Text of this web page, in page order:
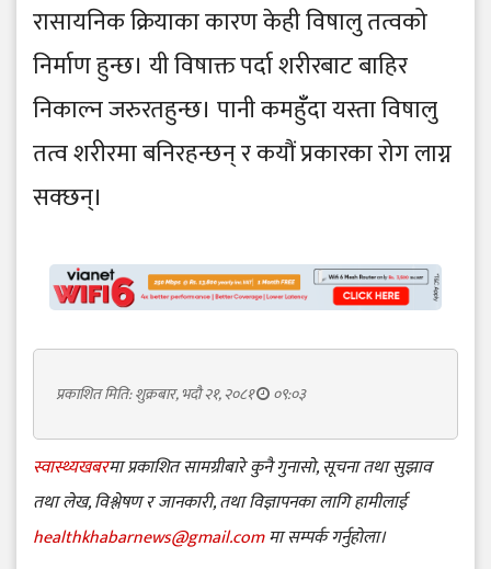
रासायनिक क्रियाका कारण केही विषालु तत्वको
निर्माण हुन्छ। यी विषाक्त पर्दा शरीरबाट बाहिर
निकाल्न जरुरतहुन्छ। पानी कमहुँँदा यस्ता विषालु
तत्व शरीरमा बनिरहन्छन् र कयौं प्रकारका रोग लाग्न
सक्छन्।
प्रकाशित मिति: शुक्रबार, भदौ २१, २०८१ ०९:०३
स्वास्थ्यखबरमा प्रकाशित सामग्रीबारे कुनै गुनासो, सूचना तथा सुझाव
तथा लेख, विश्लेषण र जानकारी, तथा विज्ञापनका लागि हामीलाई
healthkhabarnews@gmail.comमा सम्पर्क गर्नुहोला।